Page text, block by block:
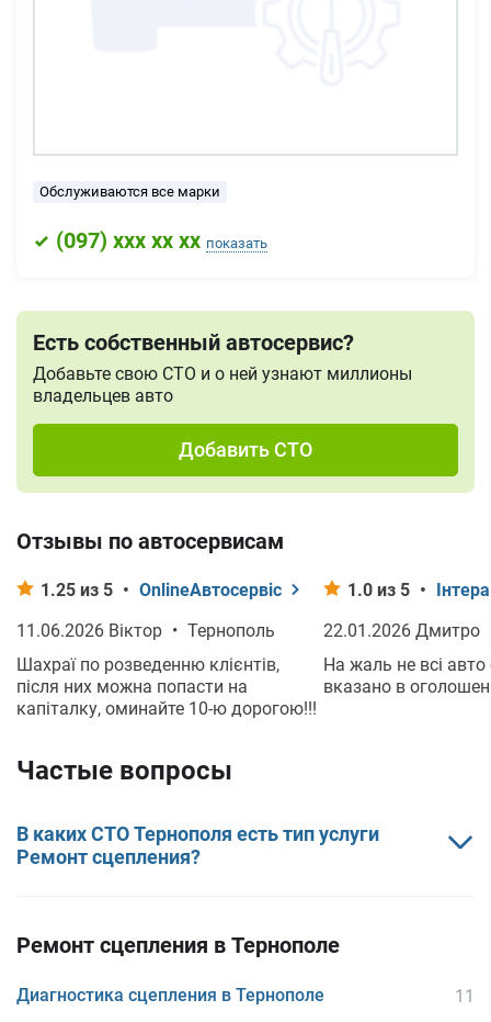
Обслуживаются все марки
(097) xxx xx xx показать
Есть собственный автосервис?
Добавьте свою СТО и о ней узнают миллионы
владельцев авто
Добавить СТО
Отзывы по автосервисам
1.25 из 5 • OnlineАвтосервіс
11.06.2026 Віктор • Тернополь
Шахраї по розведенню клієнтів,
після них можна попасти на
капіталку, оминайте 10-ю дорогою!!!
1.0 из 5 •
22.01.2026 Дмитро
На жаль не всі
вказано в
Частые вопросы
В каких СТО Тернополя есть тип услуги
Ремонт сцепления?
Ремонт сцепления в Тернополе
Диагностика сцепления в Тернополе
11